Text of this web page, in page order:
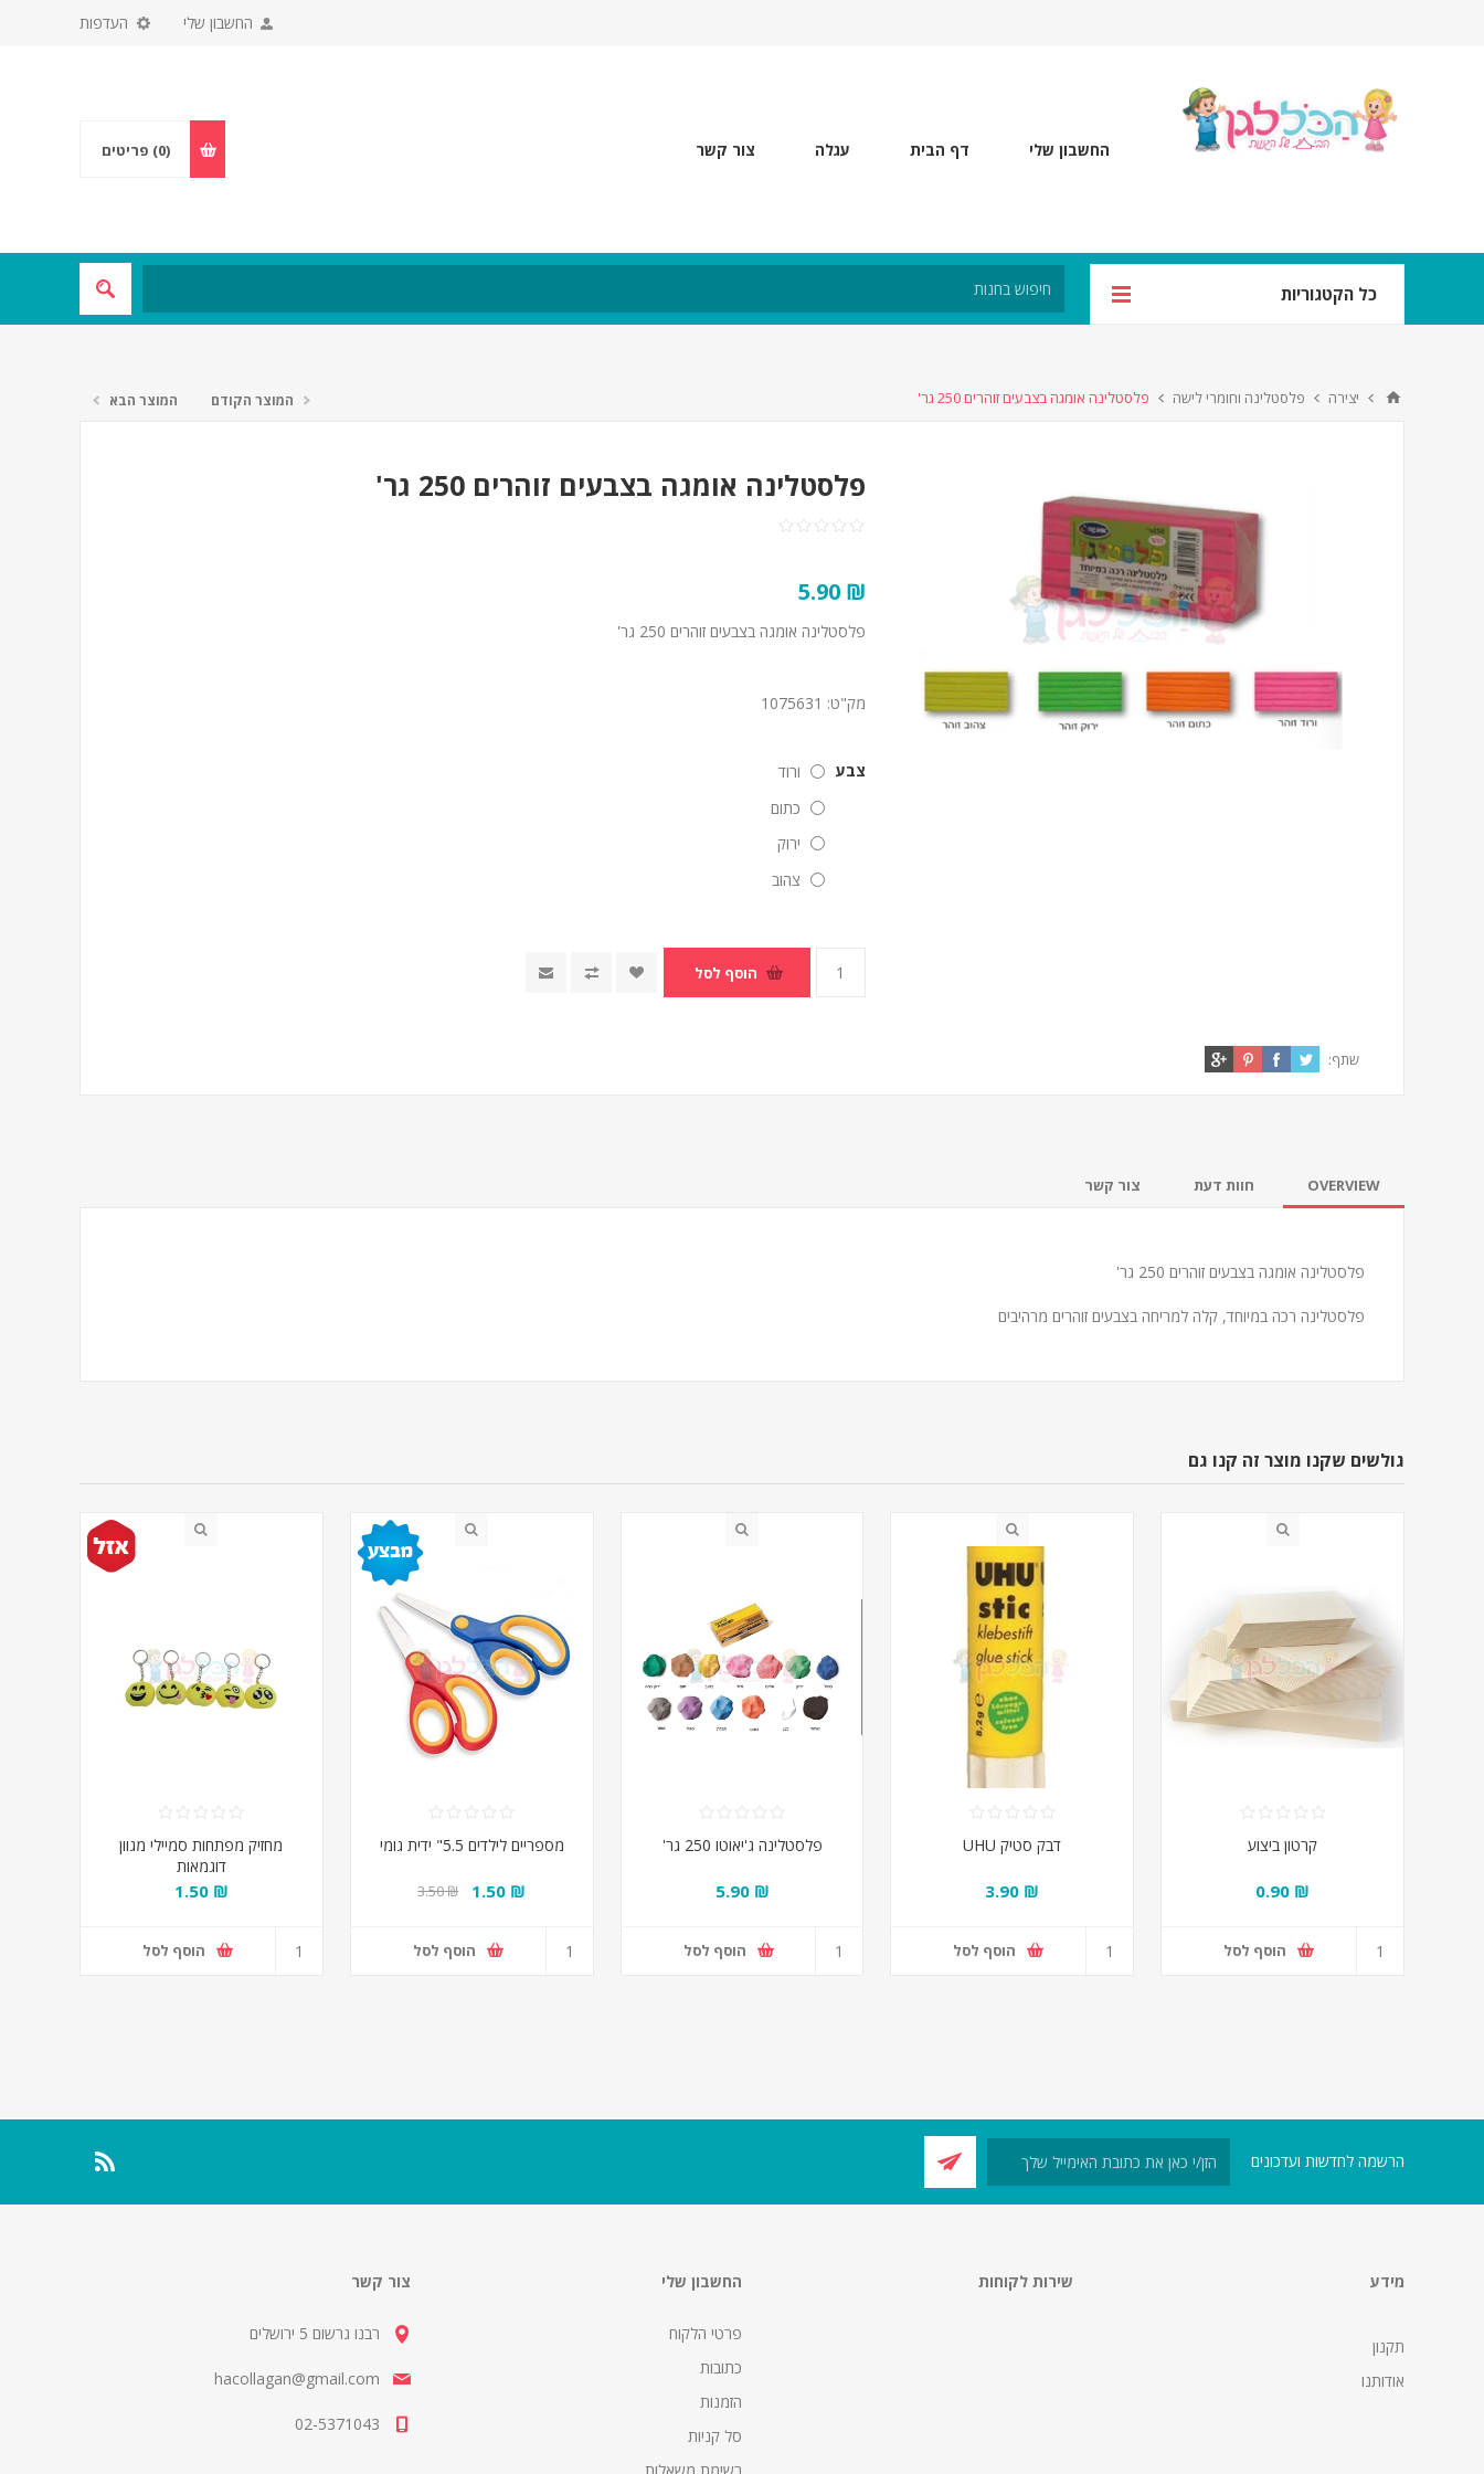
העדפות החשבון שלי
החשבון שלי דף הבית עגלה צור קשר (0) פריטים
כל הקטגוריות
יצירה פלסטלינה וחומרי לישה פלסטלינה אומגה בצבעים זוהרים 250 גר' המוצר הקודם המוצר הבא
פלסטלינה אומגה בצבעים זוהרים 250 גר'
₪ 5.90
פלסטלינה אומגה בצבעים זוהרים 250 גר'
מק"ט: 1075631
צבע
ורוד
כתום
ירוק
צהוב
שתף:
OVERVIEW חוות דעת צור קשר
פלסטלינה אומגה בצבעים זוהרים 250 גר'
פלסטלינה רכה במיוחד, קלה למריחה בצבעים זוהרים מרהיבים
גולשים שקנו מוצר זה קנו גם
קרטון ביצוע
₪ 0.90
הוסף לסל
דבק סטיק UHU
₪ 3.90
הוסף לסל
פלסטלינה ג'יאוטו 250 גר'
₪ 5.90
הוסף לסל
מספריים לילדים 5.5" ידית גומי
₪ 1.50
₪ 3.50
הוסף לסל
מחזיק מפתחות סמיילי מגוון
דוגמאות
₪ 1.50
הוסף לסל
הרשמה לחדשות ועדכונים
מידע
תקנון
אודותנו
שירות לקוחות החשבון שלי
פרטי הלקוח
כתובות
הזמנות
סל קניות
צור קשר
רבנו גרשום 5 ירושלים
hacollagan@gmail.com
02-5371043